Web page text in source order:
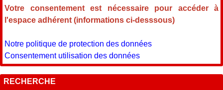
Votre consentement est nécessaire pour accéder à
l'espace adhérent (informations ci-desssous)
Notre politique de protection des données
Consentement utilisation des données
RECHERCHE